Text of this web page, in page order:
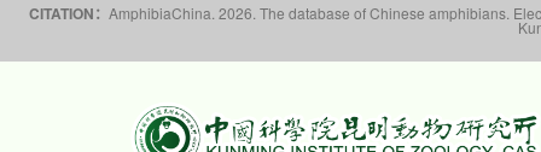
CITATION： AmphibiaChina. 2026. The database of Chinese amphibians.